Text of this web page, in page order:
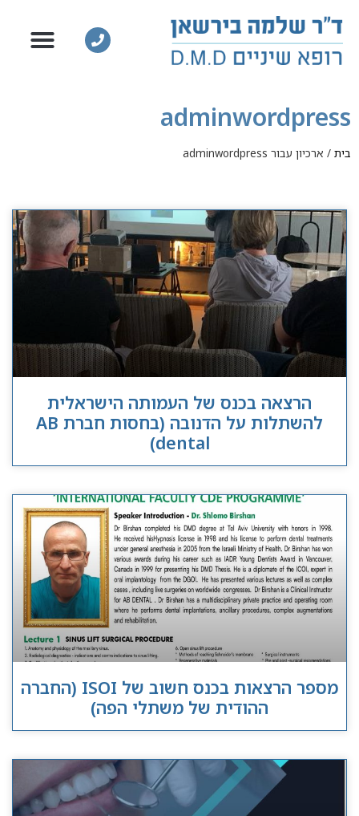
adminwordpress
בית / ארכיון עבור adminwordpress
הרצאה בכנס של העמותה הישראלית
להשתלות על הדנובה (בחסות חברת AB
dental)
מספר הרצאות בכנס חשוב של ISOI (החברה
ההודית של משתלי הפה)